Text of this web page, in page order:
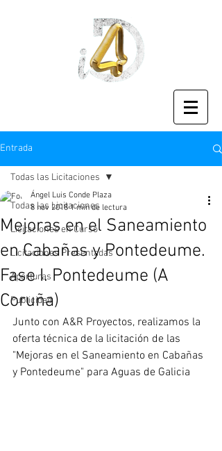
Entrada
Todas las Licitaciones
Licitaciones en Curso
Licitaciones Presentadas
Aperturas
Publicidad
Todas las Licitaciones
Mejoras en el Saneamiento
en Cabañas y Pontedeume.
Fase I. Pontedeume (A
Coruña)
Ángel Luis Conde Plaza
8 nov 2018 1 min de lectura
Junto con A&R Proyectos, realizamos la
oferta técnica de la licitación de las
"Mejoras en el Saneamiento en Cabañas
y Pontedeume" para Aguas de Galicia